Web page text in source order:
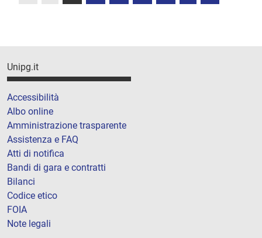
Unipg.it
Accessibilità
Albo online
Amministrazione trasparente
Assistenza e FAQ
Atti di notifica
Bandi di gara e contratti
Bilanci
Codice etico
FOIA
Note legali